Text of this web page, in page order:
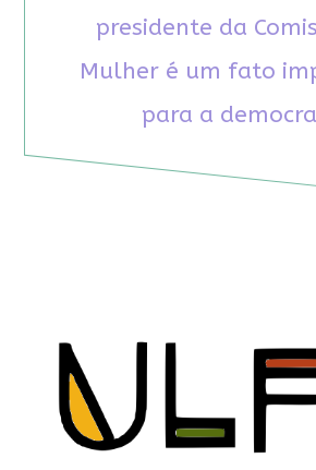
presidente da
Mulher é um fato
para a